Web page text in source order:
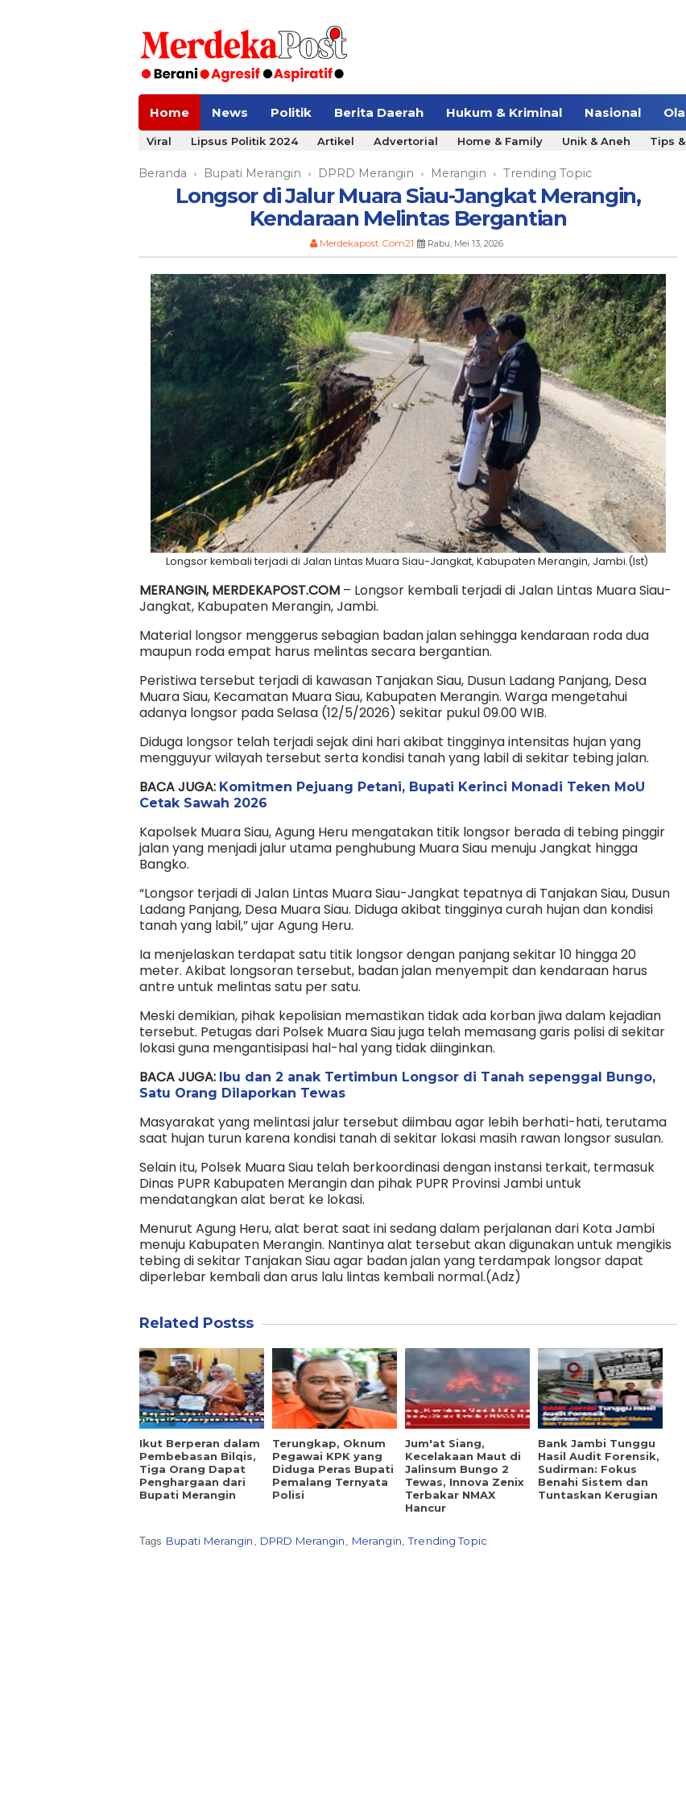
Home News Politik Berita Daerah Hukum & Kriminal Nasional
Viral Lipsus Politik 2024 Artikel Advertorial Home & Family Unik & Aneh Tips
Beranda › Bupati Merangin › DPRD Merangin › Merangin › Trending Topic
Longsor di Jalur Muara Siau-Jangkat Merangin,
Kendaraan Melintas Bergantian
Merdekapost.Com21 Rabu, Mei 13, 2026
Longsor kembali terjadi di Jalan Lintas Muara Siau-Jangkat, Kabupaten Merangin, Jambi.(Ist)
MERANGIN, MERDEKAPOST.COM – Longsor kembali terjadi di Jalan Lintas Muara Siau-
Jangkat, Kabupaten Merangin, Jambi.
Material longsor menggerus sebagian badan jalan sehingga kendaraan roda dua
maupun roda empat harus melintas secara bergantian.
Peristiwa tersebut terjadi di kawasan Tanjakan Siau, Dusun Ladang Panjang, Desa
Muara Siau, Kecamatan Muara Siau, Kabupaten Merangin. Warga mengetahui
adanya longsor pada Selasa (12/5/2026) sekitar pukul 09.00 WIB.
Diduga longsor telah terjadi sejak dini hari akibat tingginya intensitas hujan yang
mengguyur wilayah tersebut serta kondisi tanah yang labil di sekitar tebing jalan.
BACA JUGA: Komitmen Pejuang Petani, Bupati Kerinci Monadi Teken MoU
Cetak Sawah 2026
Kapolsek Muara Siau, Agung Heru mengatakan titik longsor berada di tebing pinggir
jalan yang menjadi jalur utama penghubung Muara Siau menuju Jangkat hingga
Bangko.
“Longsor terjadi di Jalan Lintas Muara Siau-Jangkat tepatnya di Tanjakan Siau, Dusun
Ladang Panjang, Desa Muara Siau. Diduga akibat tingginya curah hujan dan kondisi
tanah yang labil,” ujar Agung Heru.
Ia menjelaskan terdapat satu titik longsor dengan panjang sekitar 10 hingga 20
meter. Akibat longsoran tersebut, badan jalan menyempit dan kendaraan harus
antre untuk melintas satu per satu.
Meski demikian, pihak kepolisian memastikan tidak ada korban jiwa dalam kejadian
tersebut. Petugas dari Polsek Muara Siau juga telah memasang garis polisi di sekitar
lokasi guna mengantisipasi hal-hal yang tidak diinginkan.
BACA JUGA:
Ibu dan 2 anak Tertimbun Longsor di Tanah sepenggal Bungo,
Satu Orang Dilaporkan Tewas
Masyarakat yang melintasi jalur tersebut diimbau agar lebih berhati-hati, terutama
saat hujan turun karena kondisi tanah di sekitar lokasi masih rawan longsor susulan.
Selain itu, Polsek Muara Siau telah berkoordinasi dengan instansi terkait, termasuk
Dinas PUPR Kabupaten Merangin dan pihak PUPR Provinsi Jambi untuk
mendatangkan alat berat ke lokasi.
Menurut Agung Heru, alat berat saat ini sedang dalam perjalanan dari Kota Jambi
menuju Kabupaten Merangin. Nantinya alat tersebut akan digunakan untuk mengikis
tebing di sekitar Tanjakan Siau agar badan jalan yang terdampak longsor dapat
diperlebar kembali dan arus lalu lintas kembali normal.(Adz)
Related Postss
Ikut Berperan dalam
Pembebasan Bilqis,
Tiga Orang Dapat
Penghargaan dari
Bupati Merangin
Terungkap, Oknum
Pegawai KPK yang
Diduga Peras Bupati
Pemalang Ternyata
Polisi
Jum'at Siang,
Kecelakaan Maut di
Jalinsum Bungo 2
Tewas, Innova Zenix
Terbakar NMAX
Hancur
Bank Jambi Tunggu
Hasil Audit Forensik,
Sudirman: Fokus
Benahi Sistem dan
Tuntaskan Kerugian
Tags Bupati Merangin , DPRD Merangin , Merangin,Trending Topic